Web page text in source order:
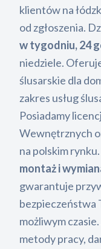
klientów na
od zgłoszenia.
w tygodniu, 24
niedziele.
ślusarskie dla
zakres usług
Posiadamy
Wewnętrznych
na polskim
montaż i
gwarantuje
bezpieczeństwa
możliwym
metody pracy,